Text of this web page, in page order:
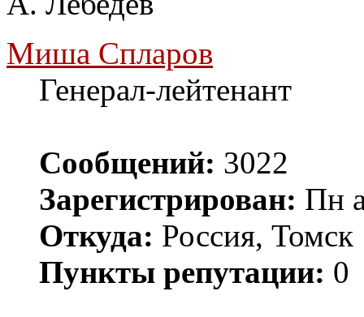
Миша Спларов
Генерал-лейтенант
Сообщений: 3022
Зарегистрирован: Пн
Откуда: Россия, Томск
Пункты репутации: 0